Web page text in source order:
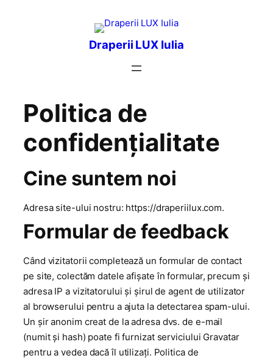
Draperii LUX Iulia
Politica de
confidențialitate
Cine suntem noi
Adresa site-ului nostru: https://draperiilux.com.
Formular de feedback
Când vizitatorii completează un formular de contact
pe site, colectăm datele afișate în formular, precum și
adresa IP a vizitatorului și șirul de agent de utilizator
al browserului pentru a ajuta la detectarea spam-ului.
Un șir anonim creat de la adresa dvs. de e-mail
(numit și hash) poate fi furnizat serviciului Gravatar
pentru a vedea dacă îl utilizați. Politica de